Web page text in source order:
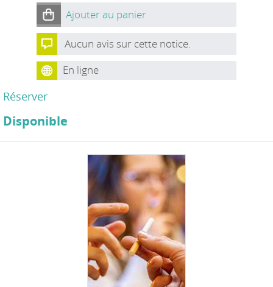
Ajouter au panier
Aucun avis sur cette notice.
En ligne
Réserver
Disponible